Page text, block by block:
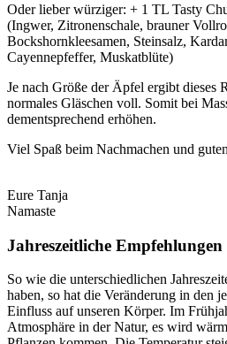
Oder lieber würziger: + 1 TL Tasty
(Ingwer, Zitronenschale, brauner
Bockshornkleesamen, Steinsalz,
Cayennepfeffer, Muskatblüte)
Je nach Größe der Äpfel ergibt dieses
normales Gläschen voll. Somit bei
dementsprechend erhöhen.
Viel Spaß beim Nachmachen und
Eure Tanja
Namaste
Jahreszeitliche Empfehlungen
So wie die unterschiedlichen
haben, so hat die Veränderung in den
Einfluss auf unseren Körper. Im
Atmosphäre in der Natur, es wird